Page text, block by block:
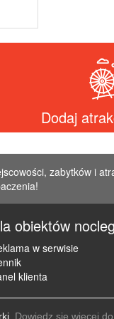
Dodaj
zabytków i
obiektów
w serwisie
klienta
Dowiedz się więcej